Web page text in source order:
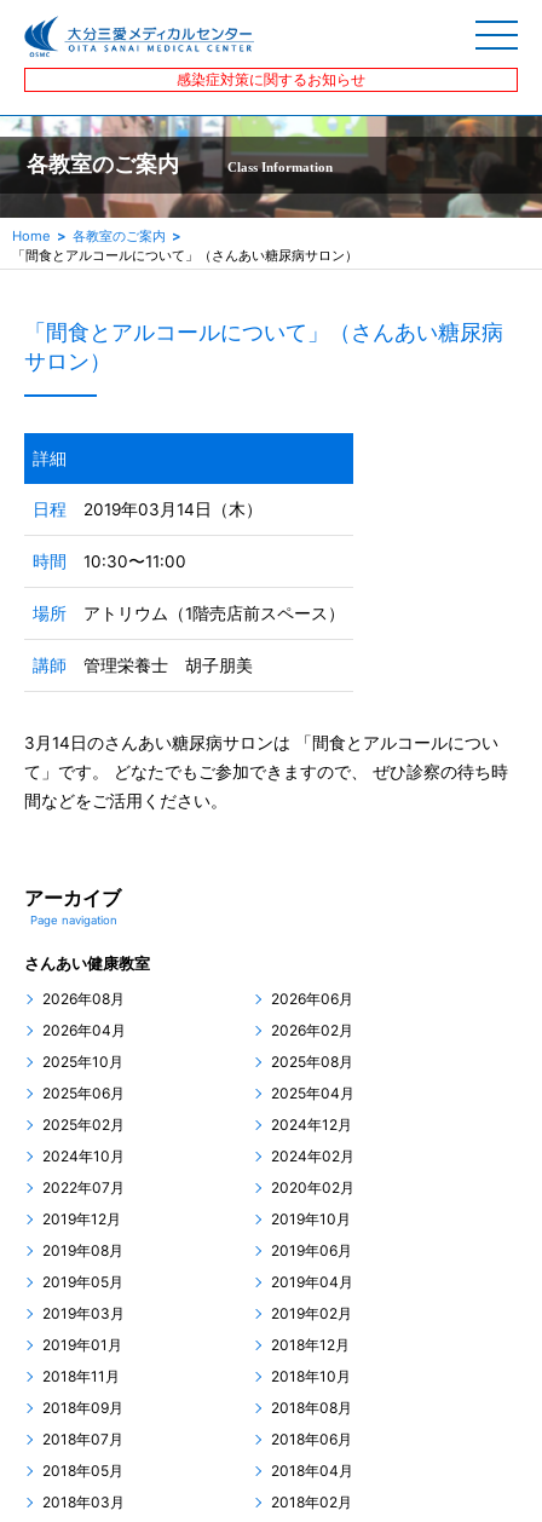
感染症対策に関するお知らせ
各教室のご案内 Class Information
Home
各教室のご案内
「間食とアルコールについて」（さんあい糖尿病サロン）
「間食とアルコールについて」（さんあい糖尿病
サロン）
詳細
日程 2019年03月14日（木）
時間 10:30〜11:00
場所 アトリウム（1階売店前スペース）
講師 管理栄養士 胡子朋美
3月14日のさんあい糖尿病サロンは 「間食とアルコールについ
て」です。 どなたでもご参加できますので、 ぜひ診察の待ち時
間などをご活用ください。
アーカイブ
Page navigation
さんあい健康教室
2026年08月
2026年06月
2026年04月
2026年02月
2025年10月
2025年08月
2025年06月
2025年04月
2025年02月
2024年12月
2024年10月
2024年02月
2022年07月
2020年02月
2019年12月
2019年10月
2019年08月
2019年06月
2019年05月
2019年04月
2019年03月
2019年02月
2019年01月
2018年12月
2018年11月
2018年10月
2018年09月
2018年08月
2018年07月
2018年06月
2018年05月
2018年04月
2018年03月
2018年02月